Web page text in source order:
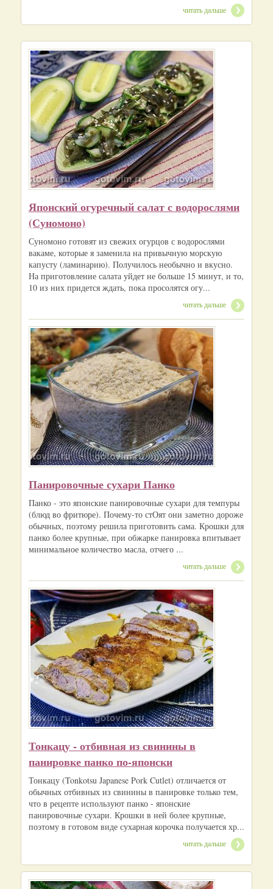
читать дальше
Японский огуречный салат с водорослями
(Суномоно)
Суномоно готовят из свежих огурцов с водорослями
вакаме, которые я заменила на привычную морскую
капусту (ламинарию). Получилось необычно и вкусно.
На приготовление салата уйдет не больше 15 минут, и то,
10 из них придется ждать, пока просолятся огу...
читать дальше
Панировочные сухари Панко
Панко - это японские панировочные сухари для темпуры
(блюд во фритюре). Почему-то стОят они заметно дороже
обычных, поэтому решила приготовить сама. Крошки для
панко более крупные, при обжарке панировка впитывает
минимальное количество масла, отчего ...
читать дальше
Тонкацу - отбивная из свинины в
панировке панко по-японски
Тонкацу (Tonkotsu Japanese Pork Cutlet) отличается от
обычных отбивных из свинины в панировке только тем,
что в рецепте используют панко - японские
панировочные сухари. Крошки в ней более крупные,
поэтому в готовом виде сухарная корочка получается хр...
читать дальше